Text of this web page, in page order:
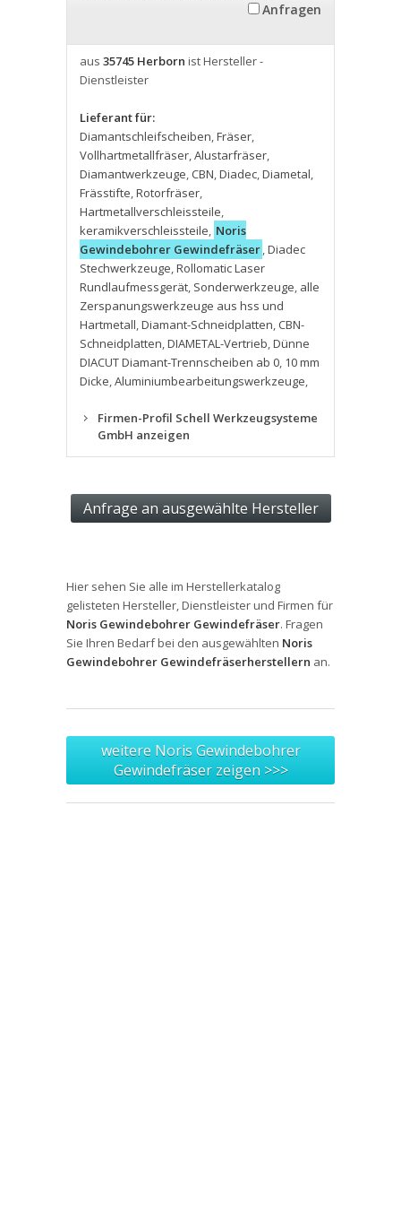
Anfragen
aus 35745 Herborn ist Hersteller -
Dienstleister
Lieferant für:
Diamantschleifscheiben,Fräser,
Vollhartmetallfräser,Alustarfräser,
Diamantwerkzeuge, CBN,Diadec,Diametal,
Frässtifte,Rotorfräser,
Hartmetallverschleissteile,
keramikverschleissteile, Noris
Gewindebohrer Gewindefräser,Diadec
Stechwerkzeuge,Rollomatic Laser
Rundlaufmessgerät, Sonderwerkzeuge, alle
Zerspanungswerkzeuge aus hss und
Hartmetall,Diamant-Schneidplatten, CBN-
Schneidplatten,DIAMETAL-Vertrieb,Dünne
DIACUT Diamant-Trennscheiben ab 0, 10 mm
Dicke,Aluminiumbearbeitungswerkzeuge,
Firmen-Profil Schell Werkzeugsysteme
GmbH anzeigen
Hier sehen Sie alle im Herstellerkatalog
gelisteten Hersteller, Dienstleister und Firmen für
Noris Gewindebohrer Gewindefräser. Fragen
Sie Ihren Bedarf bei den ausgewählten Noris
Gewindebohrer Gewindefräserherstellern an.
weitere Noris Gewindebohrer
Gewindefräser zeigen >>>